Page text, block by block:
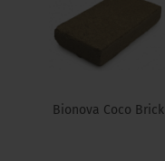
Bionova Coco Brick